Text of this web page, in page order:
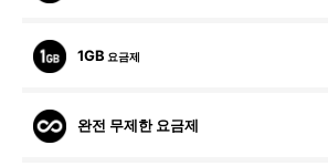
1GB 요금제
완전 무제한 요금제